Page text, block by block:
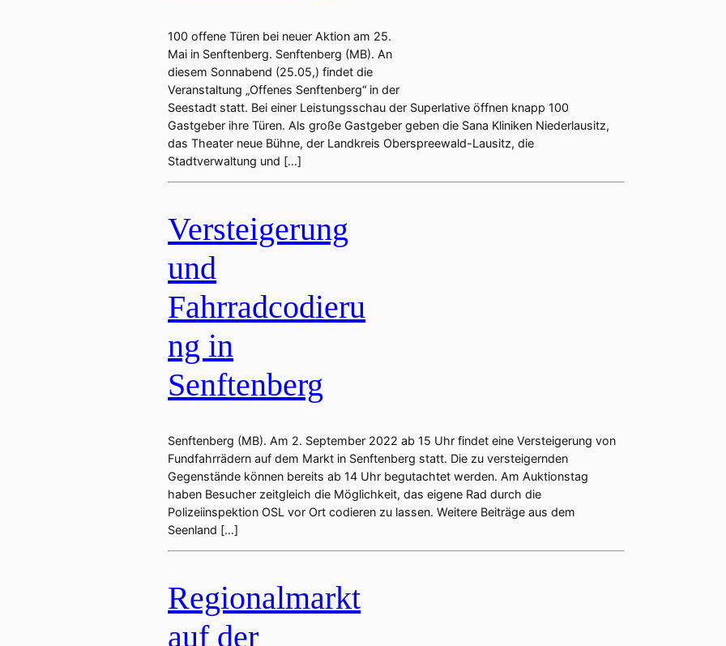
100 offene Türen bei neuer Aktion am 25.
Mai in Senftenberg. Senftenberg (MB). An
diesem Sonnabend (25.05,) findet die
Veranstaltung „Offenes Senftenberg“ in der
Seestadt statt. Bei einer Leistungsschau der Superlative öffnen knapp 100
Gastgeber ihre Türen. Als große Gastgeber geben die Sana Kliniken Niederlausitz,
das Theater neue Bühne, der Landkreis Oberspreewald-Lausitz, die
Stadtverwaltung und […]
Versteigerung
und
Fahrradcodieru
ng in
Senftenberg
Senftenberg (MB). Am 2. September 2022 ab 15 Uhr findet eine Versteigerung von
Fundfahrrädern auf dem Markt in Senftenberg statt. Die zu versteigernden
Gegenstände können bereits ab 14 Uhr begutachtet werden. Am Auktionstag
haben Besucher zeitgleich die Möglichkeit, das eigene Rad durch die
Polizeiinspektion OSL vor Ort codieren zu lassen. Weitere Beiträge aus dem
Seenland […]
Regionalmarkt
auf der